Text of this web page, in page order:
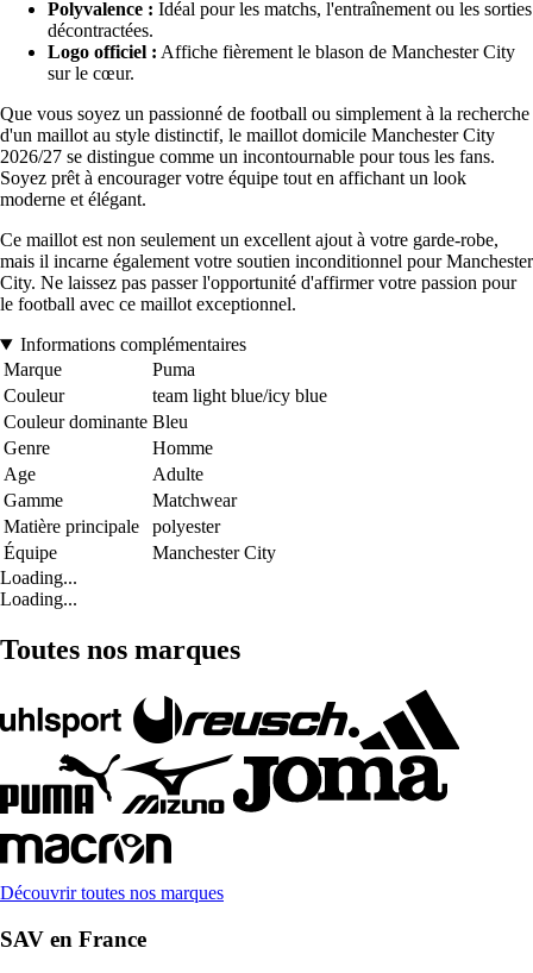
Polyvalence : Idéal pour les matchs, l'entraînement ou les sorties
décontractées.
Logo officiel : Affiche fièrement le blason de Manchester City
sur le cœur.
Que vous soyez un passionné de football ou simplement à la recherche
d'un maillot au style distinctif, le maillot domicile Manchester City
2026/27 se distingue comme un incontournable pour tous les fans.
Soyez prêt à encourager votre équipe tout en affichant un look
moderne et élégant.
Ce maillot est non seulement un excellent ajout à votre garde-robe,
mais il incarne également votre soutien inconditionnel pour Manchester
City. Ne laissez pas passer l'opportunité d'affirmer votre passion pour
le football avec ce maillot exceptionnel.
Informations complémentaires
Marque
Puma
Couleur
team light blue/icy blue
Couleur dominante Bleu
Genre
Homme
Age
Adulte
Gamme
Matchwear
Matière principale
polyester
Équipe
Manchester City
Loading...
Loading...
Toutes nos marques
Découvrir toutes nos marques
SAV en France